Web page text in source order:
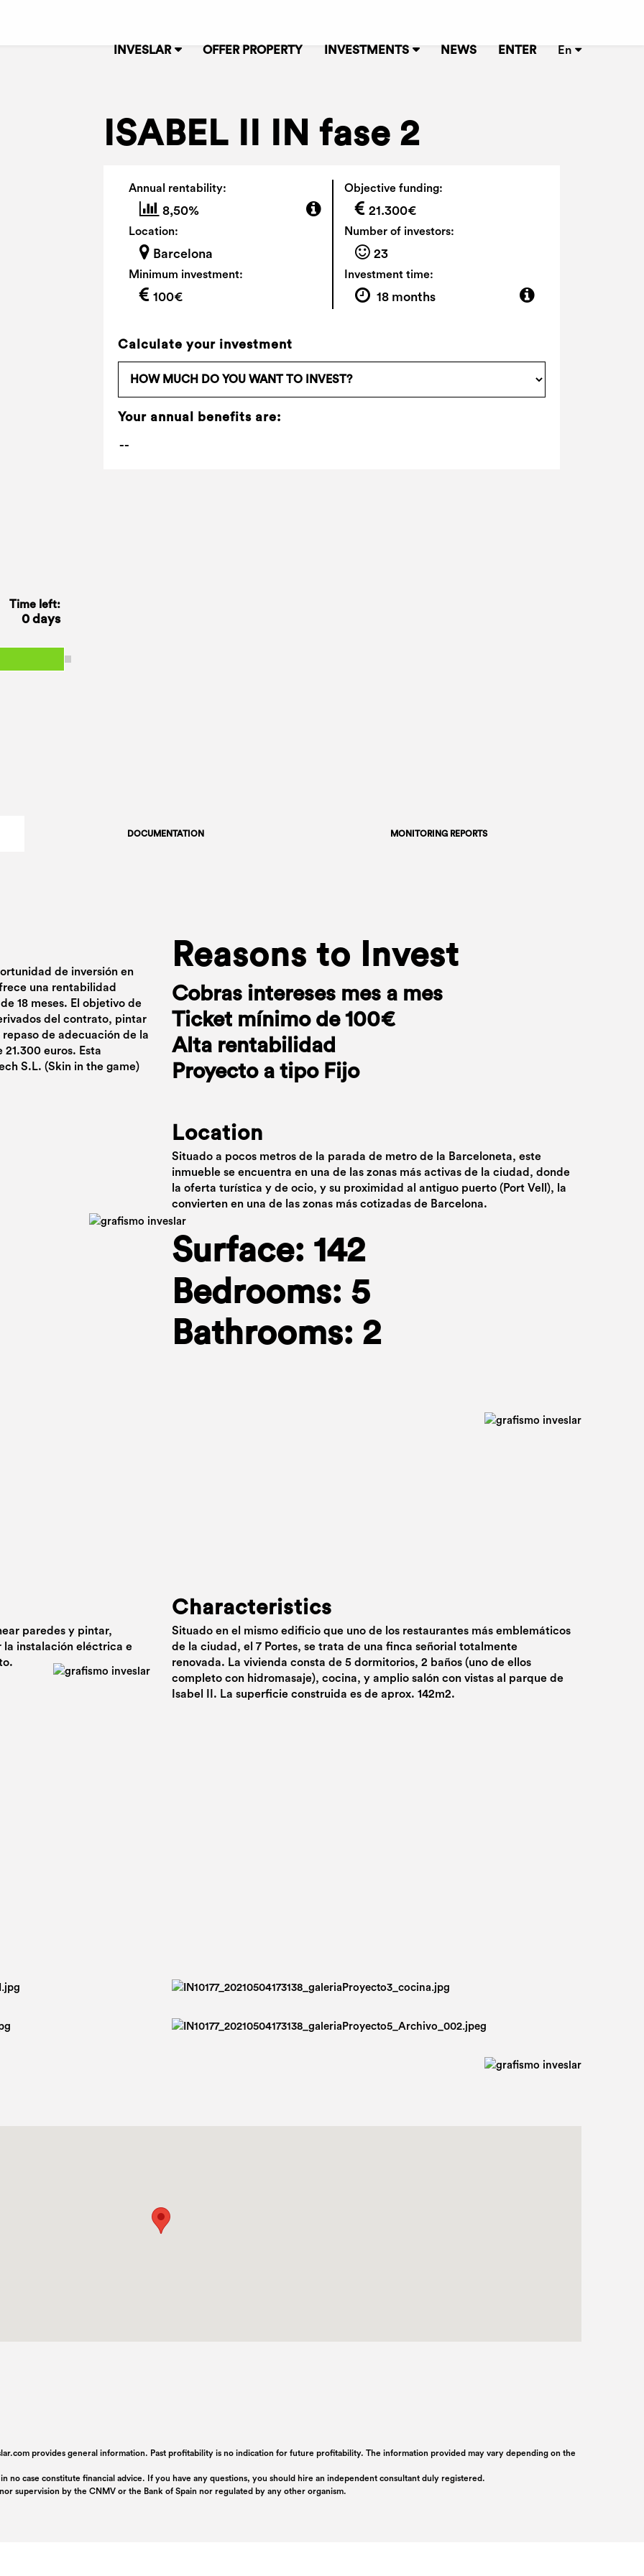
INVESLAR OFFER PROPERTY INVESTMENTS NEWS ENTER En
ISABEL II IN fase 2
Annual rentability:
8,50%
Location:
Barcelona
Minimum investment:
100€
Objective funding:
21.300€
Number of investors:
23
Investment time:
18 months
Calculate your investment
Your annual benefits are:
Time left:
0 days
DOCUMENTATION MONITORING REPORTS
de inversión en
una rentabilidad
18 meses. El objetivo de
del contrato, pintar
de adecuación de la
euros. Esta
S.L. (Skin in the game)
Reasons to Invest
Cobras intereses mes a mes
Ticket mínimo de 100€
Alta rentabilidad
Proyecto a tipo Fijo
Location
Situado a pocos metros de la parada de metro de la Barceloneta, este
inmueble se encuentra en una de las zonas más activas de la ciudad, donde
la oferta turística y de ocio, y su proximidad al antiguo puerto (Port Vell), la
convierten en una de las zonas más cotizadas de Barcelona.
Surface: 142
Bedrooms: 5
Bathrooms: 2
paredes y pintar,
la instalación eléctrica e
Characteristics
Situado en el mismo edificio que uno de los restaurantes más emblemáticos
de la ciudad, el 7 Portes, se trata de una finca señorial totalmente
renovada. La vivienda consta de 5 dormitorios, 2 baños (uno de ellos
completo con hidromasaje), cocina, y amplio salón con vistas al parque de
Isabel II. La superficie construida es de aprox. 142m2.
provides general information. Past profitability is no indication for future profitability. The information provided may vary depending on the
no case constitute financial advice. If you have any questions, you should hire an independent consultant duly registered.
supervision by the CNMV or the Bank of Spain nor regulated by any other organism.